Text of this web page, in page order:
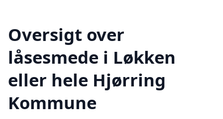
Oversigt over
låsesmede i Løkken
eller hele Hjørring
Kommune